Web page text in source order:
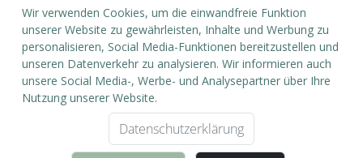
Wir verwenden Cookies, um die einwandfreie Funktion
unserer Website zu gewährleisten, Inhalte und Werbung zu
personalisieren, Social Media-Funktionen bereitzustellen und
unseren Datenverkehr zu analysieren. Wir informieren auch
unsere Social Media-, Werbe- und Analysepartner über Ihre
Nutzung unserer Website.
Datenschutzerklärung
26 74 59 84
info@eicatcher.lu
Service
Kontakt
Zahlung